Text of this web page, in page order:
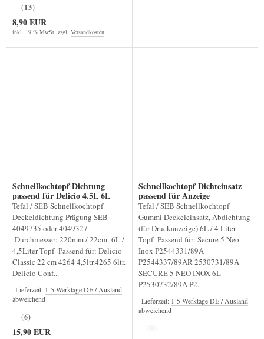
(13)
8,90 EUR
inkl. 19 % MwSt. zzgl. Versandkosten
Schnellkochtopf Dichtung
passend für Delicio 4.5L 6L
Tefal / SEB Schnellkochtopf
Deckeldichtung Prägung SEB
4049735 oder 4049327
Durchmesser: 220mm / 22cm 6L /
4,5Liter Topf Passend für: Delicio
Classic 22 cm 4264 4,5ltr.4265 6ltr.
Delicio Conf...
Lieferzeit: 1-5 Werktage DE / Ausland
abweichend
(6)
15,90 EUR
Schnellkochtopf Dichteinsatz
passend für Anzeige
Tefal / SEB Schnellkochtopf
Gummi Deckeleinsatz, Abdichtung
(für Druckanzeige) 6L / 4 Liter
Topf Passend für: Secure 5 Neo
Inox P2544331/89A
P2544337/89AR 2530731/89A
SECURE 5 NEO INOX 6L
P2530732/89A P2...
Lieferzeit: 1-5 Werktage DE / Ausland
abweichend
(0)